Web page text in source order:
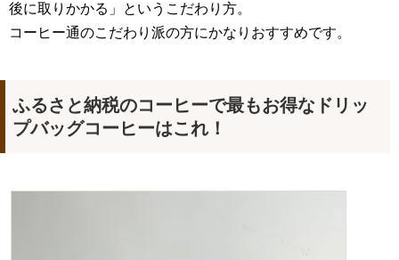
後に取りかかる」というこだわり方。
コーヒー通のこだわり派の方にかなりおすすめです。
ふるさと納税のコーヒーで最もお得なドリッ
プバッグコーヒーはこれ！